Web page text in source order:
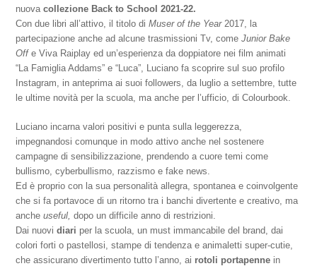
nuovacollezione Back to School 2021-22.
Con due libri all’attivo, il titolo diMuser of the Year 2017, la
partecipazione anche ad alcune trasmissioni Tv, comeJunior Bake
Offe Viva Raiplay ed un’esperienza da doppiatore nei film animati
“La Famiglia Addams” e “Luca”, Luciano fa scoprire sul suo profilo
Instagram, in anteprima ai suoi followers, da luglio a settembre, tutte
le ultime novità per la scuola, ma anche per l’ufficio, di Colourbook.
Luciano incarna valori positivi e punta sulla leggerezza,
impegnandosi comunque in modo attivo anche nel sostenere
campagne di sensibilizzazione, prendendo a cuore temi come
bullismo, cyberbullismo, razzismo e fake news.
Ed è proprio con la sua personalità allegra, spontanea e coinvolgente
che si fa portavoce di un ritorno tra i banchi divertente e creativo, ma
ancheuseful, dopo un difficile anno di restrizioni.
Dai nuovidiari per la scuola, un must immancabile del brand, dai
colori forti o pastellosi, stampe di tendenza e animaletti super-cutie,
che assicurano divertimento tutto l’anno, ai rotoli portapenne in